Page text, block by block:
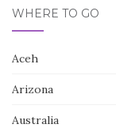
WHERE TO GO
Aceh
Arizona
Australia